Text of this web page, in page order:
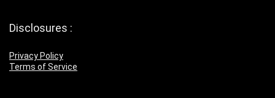
Disclosures :
Privacy Policy
Terms of Service